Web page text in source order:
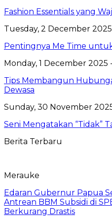
Fashion Essentials yang
Tuesday, 2 December 2025
Pentingnya Me Time
Monday, 1 December 2025
Tips Membangun
Dewasa
Sunday, 30 November
Seni Mengatakan “Tidak”
Berita Terbaru
Merauke
Edaran Gubernur Papua
Antrean BBM Subsidi di
Berkurang Drastis